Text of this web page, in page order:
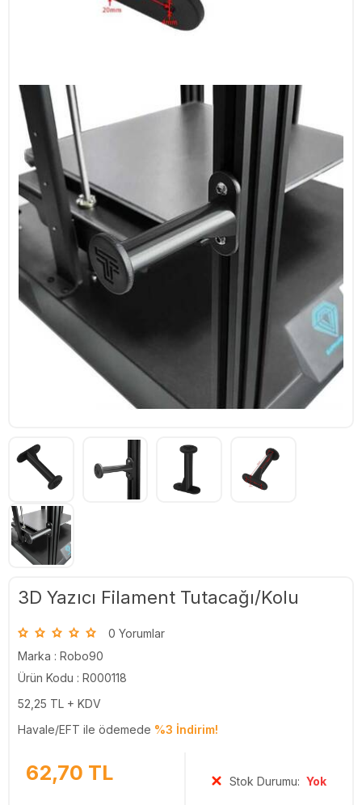
3D Yazıcı Filament Tutacağı/Kolu
0 Yorumlar
Marka : Robo90
Ürün Kodu : R000118
52,25 TL + KDV
Havale/EFT ile ödemede %3 İndirim!
62,70 TL Stok Durumu:Yok